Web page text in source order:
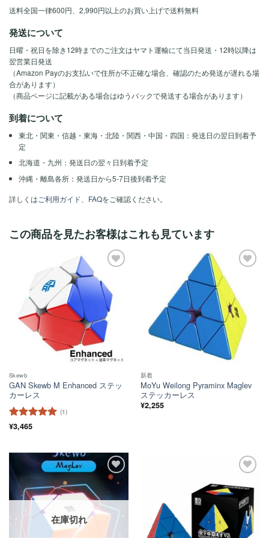
送料全国一律600円、2,990円以上のお買い上げで送料無料
発送について
日曜・祝日を除き12時までのご注文はヤマト運輸にて当日発送・12時以降は
翌営業日発送
（Amazon Payのお支払いで住所が不正確な場合、確認のため発送が遅れる場
合があります）
（商品ページに記載がある場合はゆうパックで発送する場合があります）
到着について
東北・関東・信越・東海・北陸・関西・中国・四国：発送日の翌日到着予
定
北海道・九州：発送日の翌々日到着予定
沖縄・離島各所：発送日から5-7日後到着予定
詳しくはご利用ガイド FAQをご確認ください。
この商品を見たお客様はこれも見ています
Skewb
GAN Skewb M Enhanced ステッ
カーレス
5段階中
(1)
¥3,465
新着
MoYu Weilong Pyraminx Maglev
ステッカーレス
¥2,255
ほし
在庫切れ
い！